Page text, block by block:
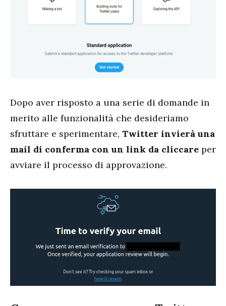
Dopo aver risposto a una serie di domande in
merito alle funzionalità che desideriamo
sfruttare e sperimentare, Twitter invierà una
mail di conferma con un link da cliccare per
avviare il processo di approvazione.